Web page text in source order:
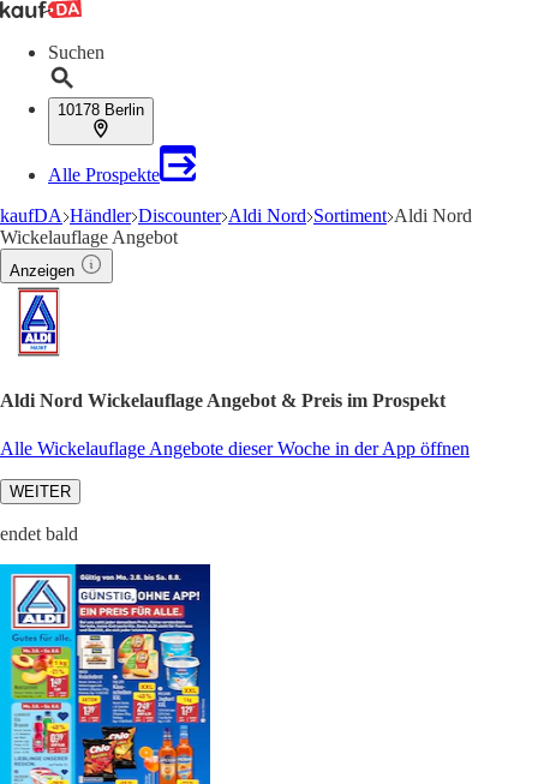
Suchen
10178 Berlin
Alle Prospekte
kaufDA Händler Discounter Aldi Nord Sortiment Aldi Nord
Wickelauflage Angebot
Anzeigen
Aldi Nord Wickelauflage Angebot & Preis im Prospekt
Alle Wickelauflage Angebote dieser Woche in der App öffnen
WEITER
endet bald